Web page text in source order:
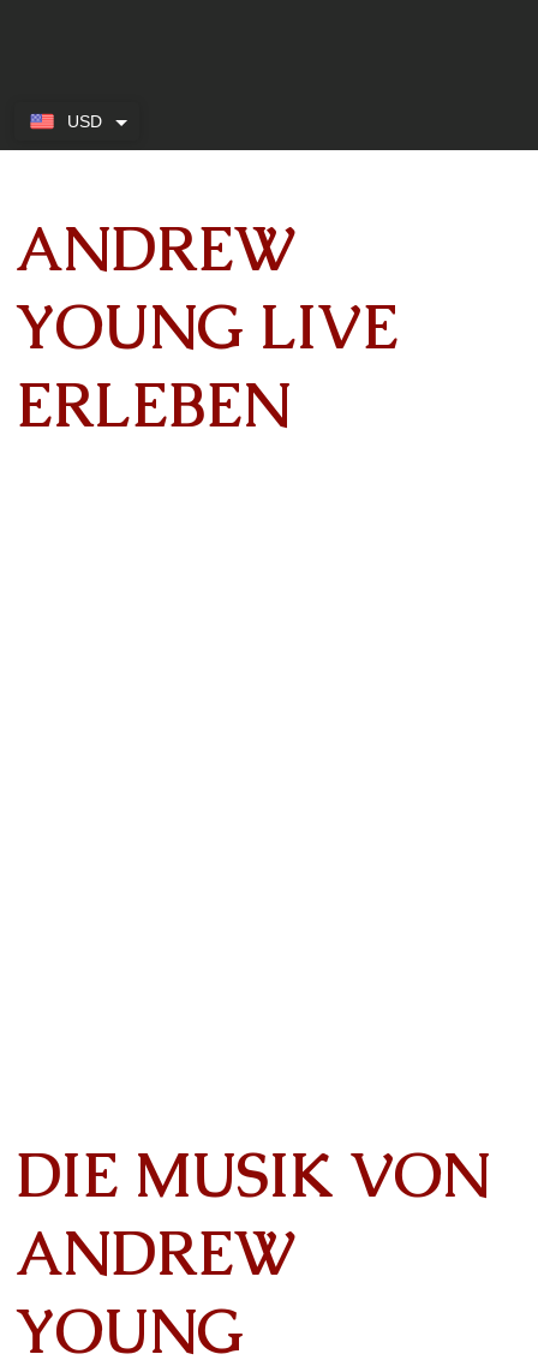
ANDREW
YOUNG LIVE
ERLEBEN
DIE MUSIK VON
ANDREW
YOUNG
USD